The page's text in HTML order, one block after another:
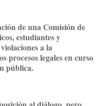
de una Comisión de
estudiantes y
a la
procesos legales en curso
pública.